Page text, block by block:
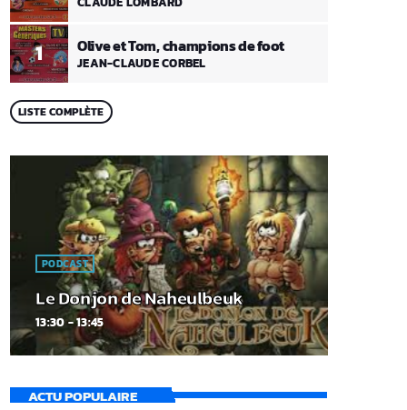
1 Olive et Tom, champions de foot
JEAN-CLAUDE CORBEL
LISTE COMPLÈTE
PODCAST
Le Donjon de Naheulbeuk
13:30 - 13:45
ACTU POPULAIRE